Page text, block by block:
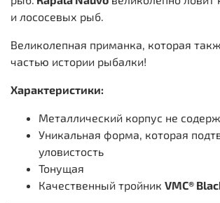
и лососевых рыб.
Великолепная приманка, которая
частью истории рыбалки!
Характеристики:
Металлический корпус не
Уникальная форма, которая
уловистость
Тонущая
Качественный тройник VMC®